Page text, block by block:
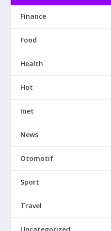
Finance
Food
Health
Hot
Inet
News
Otomotif
Sport
Travel